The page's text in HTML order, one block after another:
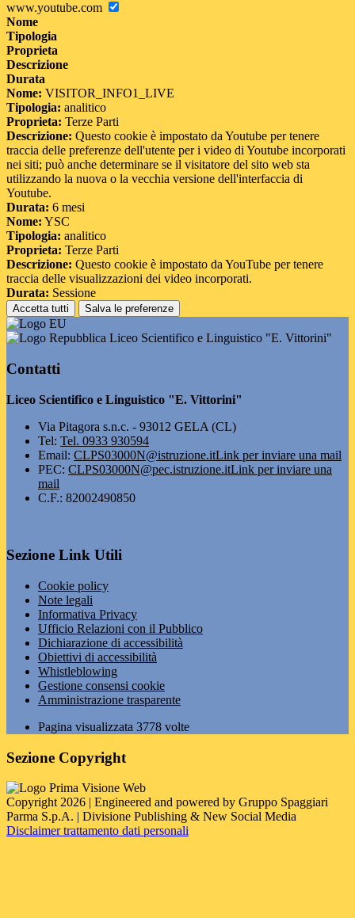
www.youtube.com
Nome
Tipologia
Proprieta
Descrizione
Durata
Nome: VISITOR_INFO1_LIVE
Tipologia: analitico
Proprieta: Terze Parti
Descrizione: Questo cookie è impostato da Youtube per tenere
traccia delle preferenze dell'utente per i video di Youtube incorporati
nei siti; può anche determinare se il visitatore del sito web sta
utilizzando la nuova o la vecchia versione dell'interfaccia di
Youtube.
Durata: 6 mesi
Nome: YSC
Tipologia: analitico
Proprieta: Terze Parti
Descrizione: Questo cookie è impostato da YouTube per tenere
traccia delle visualizzazioni dei video incorporati.
Durata: Sessione
Accetta tutti Salva le preferenze
Liceo Scientifico e Linguistico "E. Vittorini"
Contatti
Liceo Scientifico e Linguistico "E. Vittorini"
Via Pitagora s.n.c. - 93012 GELA (CL)
Tel: Tel. 0933 930594
Email: CLPS03000N@istruzione.itLink per inviare una mail
PEC: CLPS03000N@pec.istruzione.itLink per inviare una
mail
C.F.: 82002490850
Sezione Link Utili
Cookie policy
Note legali
Informativa Privacy
Ufficio Relazioni con il Pubblico
Dichiarazione di accessibilità
Obiettivi di accessibilità
Whistleblowing
Gestione consensi cookie
Amministrazione trasparente
Pagina visualizzata 3778 volte
Sezione Copyright
Copyright 2026 | Engineered and powered by Gruppo Spaggiari
Parma S.p.A. | Divisione Publishing & New Social Media
Disclaimer trattamento dati personali